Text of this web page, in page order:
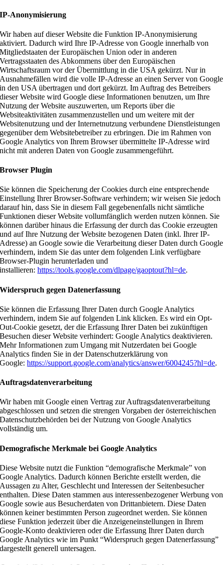
IP-Anonymisierung
Wir haben auf dieser Website die Funktion IP-Anonymisierung
aktiviert. Dadurch wird Ihre IP-Adresse von Google innerhalb von
Mitgliedstaaten der Europäischen Union oder in anderen
Vertragsstaaten des Abkommens über den Europäischen
Wirtschaftsraum vor der Übermittlung in die USA gekürzt. Nur in
Ausnahmefällen wird die volle IP-Adresse an einen Server von Google
in den USA übertragen und dort gekürzt. Im Auftrag des Betreibers
dieser Website wird Google diese Informationen benutzen, um Ihre
Nutzung der Website auszuwerten, um Reports über die
Websiteaktivitäten zusammenzustellen und um weitere mit der
Websitenutzung und der Internetnutzung verbundene Dienstleistungen
gegenüber dem Websitebetreiber zu erbringen. Die im Rahmen von
Google Analytics von Ihrem Browser übermittelte IP-Adresse wird
nicht mit anderen Daten von Google zusammengeführt.
Browser Plugin
Sie können die Speicherung der Cookies durch eine entsprechende
Einstellung Ihrer Browser-Software verhindern; wir weisen Sie jedoch
darauf hin, dass Sie in diesem Fall gegebenenfalls nicht sämtliche
Funktionen dieser Website vollumfänglich werden nutzen können. Sie
können darüber hinaus die Erfassung der durch das Cookie erzeugten
und auf Ihre Nutzung der Website bezogenen Daten (inkl. Ihrer IP-
Adresse) an Google sowie die Verarbeitung dieser Daten durch Google
verhindern, indem Sie das unter dem folgenden Link verfügbare
Browser-Plugin herunterladen und
installieren:https://tools.google.com/dlpage/gaoptout?hl=de.
Widerspruch gegen Datenerfassung
Sie können die Erfassung Ihrer Daten durch Google Analytics
verhindern, indem Sie auf folgenden Link klicken. Es wird ein Opt-
Out-Cookie gesetzt, der die Erfassung Ihrer Daten bei zukünftigen
Besuchen dieser Website verhindert: Google Analytics deaktivieren.
Mehr Informationen zum Umgang mit Nutzerdaten bei Google
Analytics finden Sie in der Datenschutzerklärung von
Google:https://support.google.com/analytics/answer/6004245?hl=de.
Auftragsdatenverarbeitung
Wir haben mit Google einen Vertrag zur Auftragsdatenverarbeitung
abgeschlossen und setzen die strengen Vorgaben der österreichischen
Datenschutzbehörden bei der Nutzung von Google Analytics
vollständig um.
Demografische Merkmale bei Google Analytics
Diese Website nutzt die Funktion “demografische Merkmale” von
Google Analytics. Dadurch können Berichte erstellt werden, die
Aussagen zu Alter, Geschlecht und Interessen der Seitenbesucher
enthalten. Diese Daten stammen aus interessenbezogener Werbung von
Google sowie aus Besucherdaten von Drittanbietern. Diese Daten
können keiner bestimmten Person zugeordnet werden. Sie können
diese Funktion jederzeit über die Anzeigeneinstellungen in Ihrem
Google-Konto deaktivieren oder die Erfassung Ihrer Daten durch
Google Analytics wie im Punkt “Widerspruch gegen Datenerfassung”
dargestellt generell untersagen.